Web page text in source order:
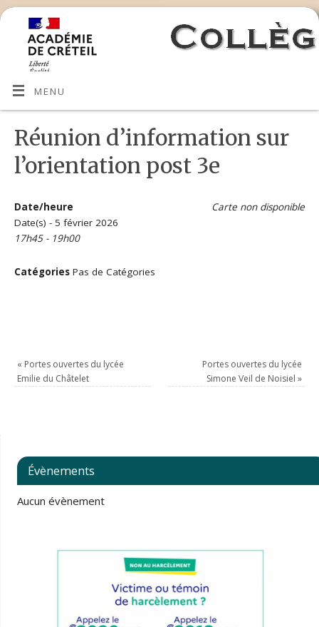
MENU
Réunion d’information sur
l’orientation post 3e
Carte non disponible
Date/heure
Date(s) - 5 février 2026
17h45 - 19h00
Catégories Pas de Catégories
« Portes ouvertes du lycée
Emilie du Châtelet
Portes ouvertes du lycée
Simone Veil de Noisiel »
Évènements
Aucun évènement